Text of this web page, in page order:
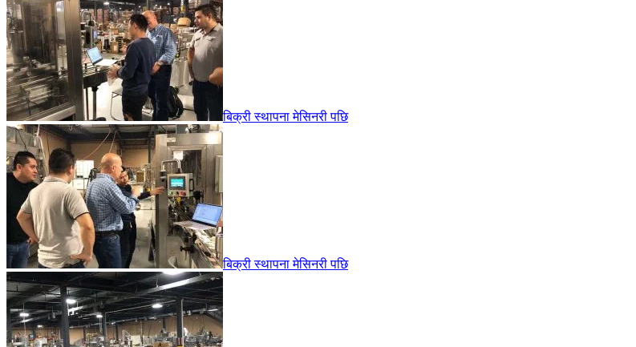
बिक्री स्थापना मेसिनरी पछि
बिक्री स्थापना मेसिनरी पछि